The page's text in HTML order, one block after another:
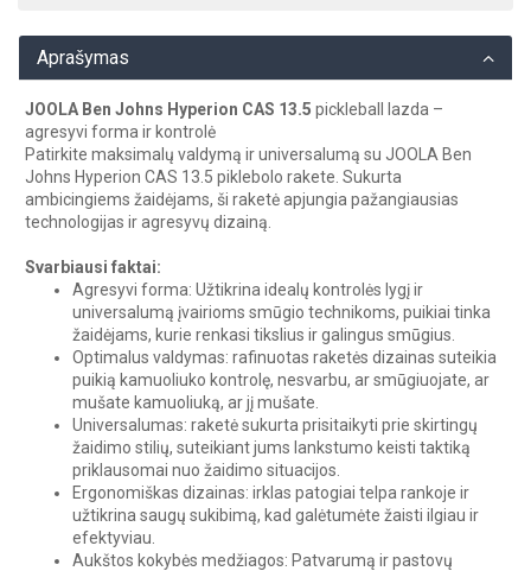
Aprašymas
JOOLA Ben Johns Hyperion CAS 13.5 pickleball lazda –
agresyvi forma ir kontrolė
Patirkite maksimalų valdymą ir universalumą su JOOLA Ben
Johns Hyperion CAS 13.5 piklebolo rakete. Sukurta
ambicingiems žaidėjams, ši raketė apjungia pažangiausias
technologijas ir agresyvų dizainą.
Svarbiausi faktai:
Agresyvi forma: Užtikrina idealų kontrolės lygį ir
universalumą įvairioms smūgio technikoms, puikiai tinka
žaidėjams, kurie renkasi tikslius ir galingus smūgius.
Optimalus valdymas: rafinuotas raketės dizainas suteikia
puikią kamuoliuko kontrolę, nesvarbu, ar smūgiuojate, ar
mušate kamuoliuką, ar jį mušate.
Universalumas: raketė sukurta prisitaikyti prie skirtingų
žaidimo stilių, suteikiant jums lankstumo keisti taktiką
priklausomai nuo žaidimo situacijos.
Ergonomiškas dizainas: irklas patogiai telpa rankoje ir
užtikrina saugų sukibimą, kad galėtumėte žaisti ilgiau ir
efektyviau.
Aukštos kokybės medžiagos: Patvarumą ir pastovų